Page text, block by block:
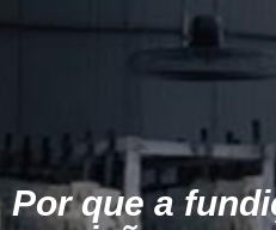
Por que a